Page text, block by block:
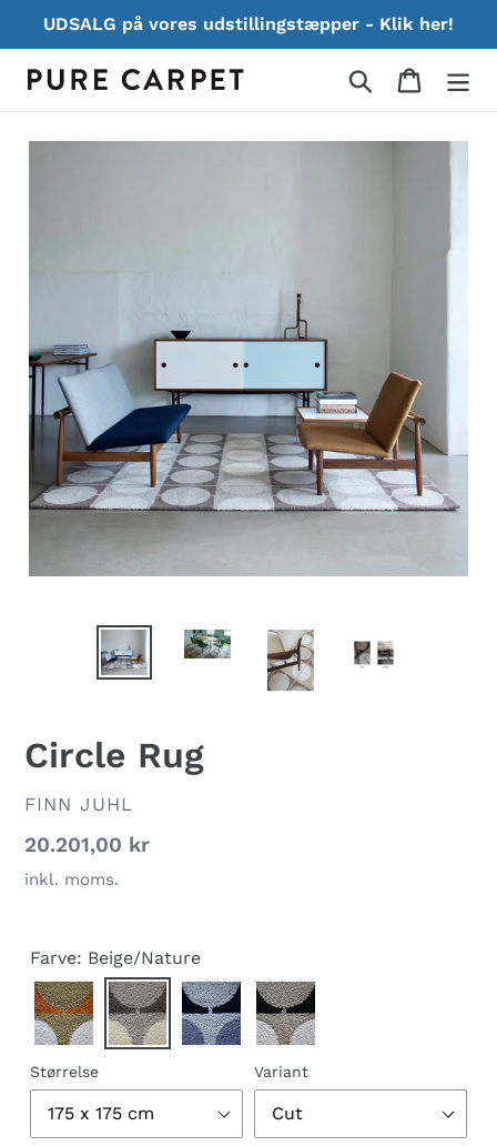
indhold
UDSALG på vores udstillingstæpper - Klik her!
Søg
Circle Rug
FORHANDLER
FINN JUHL
Normalpris
20.201,00 kr
inkl. moms.
Farve: Beige/Nature
Størrelse Variant